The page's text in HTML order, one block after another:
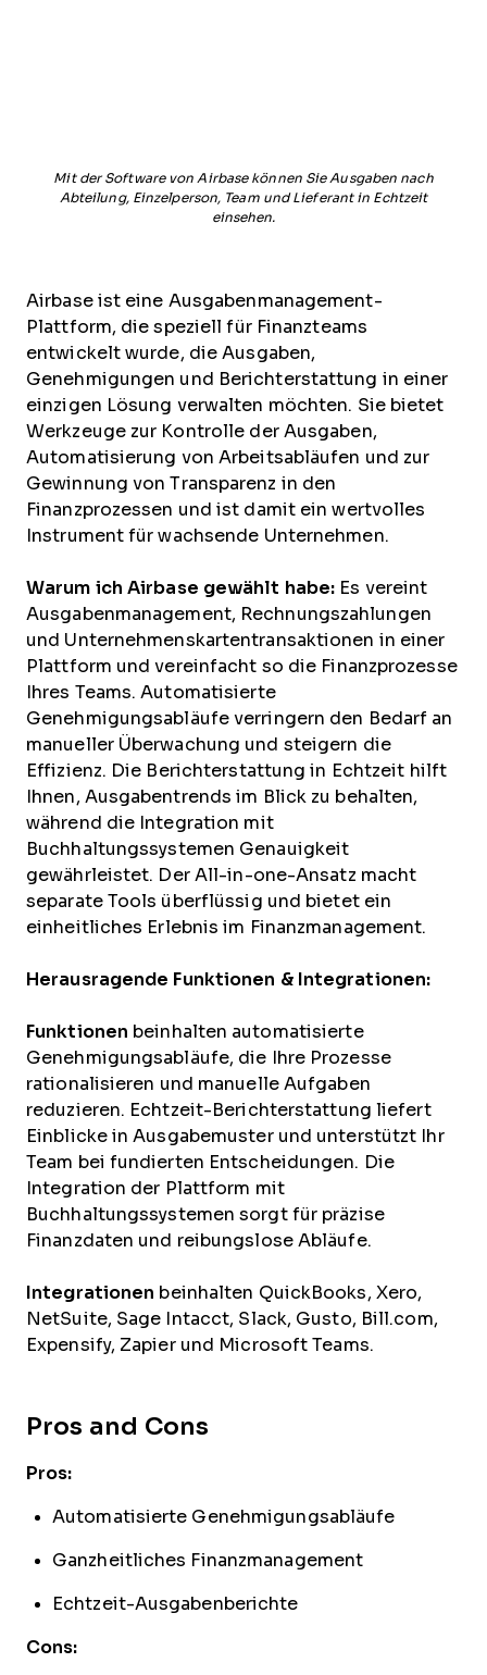
Mit der Software von Airbase können Sie Ausgaben nach
Abteilung, Einzelperson, Team und Lieferant in Echtzeit
einsehen.
Airbase ist eine Ausgabenmanagement-
Plattform, die speziell für Finanzteams
entwickelt wurde, die Ausgaben,
Genehmigungen und Berichterstattung in einer
einzigen Lösung verwalten möchten. Sie bietet
Werkzeuge zur Kontrolle der Ausgaben,
Automatisierung von Arbeitsabläufen und zur
Gewinnung von Transparenz in den
Finanzprozessen und ist damit ein wertvolles
Instrument für wachsende Unternehmen.
Warum ich Airbase gewählt habe: Es vereint
Ausgabenmanagement, Rechnungszahlungen
und Unternehmenskartentransaktionen in einer
Plattform und vereinfacht so die Finanzprozesse
Ihres Teams. Automatisierte
Genehmigungsabläufe verringern den Bedarf an
manueller Überwachung und steigern die
Effizienz. Die Berichterstattung in Echtzeit hilft
Ihnen, Ausgabentrends im Blick zu behalten,
während die Integration mit
Buchhaltungssystemen Genauigkeit
gewährleistet. Der All-in-one-Ansatz macht
separate Tools überflüssig und bietet ein
einheitliches Erlebnis im Finanzmanagement.
Herausragende Funktionen & Integrationen:
Funktionen beinhalten automatisierte
Genehmigungsabläufe, die Ihre Prozesse
rationalisieren und manuelle Aufgaben
reduzieren. Echtzeit-Berichterstattung liefert
Einblicke in Ausgabemuster und unterstützt Ihr
Team bei fundierten Entscheidungen. Die
Integration der Plattform mit
Buchhaltungssystemen sorgt für präzise
Finanzdaten und reibungslose Abläufe.
Integrationen beinhalten QuickBooks, Xero,
NetSuite, Sage Intacct, Slack, Gusto, Bill.com,
Expensify, Zapier und Microsoft Teams.
Pros and Cons
Pros:
Automatisierte Genehmigungsabläufe
Ganzheitliches Finanzmanagement
Echtzeit-Ausgabenberichte
Cons: